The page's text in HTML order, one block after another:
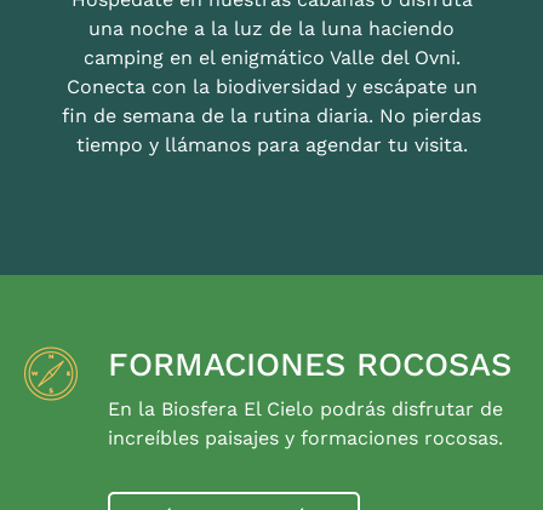
una noche a la luz de la luna haciendo
camping en el enigmático Valle del Ovni.
Conecta con la biodiversidad y escápate un
fin de semana de la rutina diaria. No pierdas
tiempo y llámanos para agendar tu visita.
FORMACIONES ROCOSAS
En la Biosfera El Cielo podrás disfrutar de
increíbles paisajes y formaciones rocosas.